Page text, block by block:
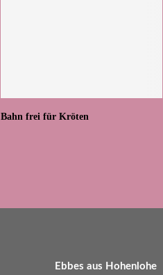
Bahn frei für Kröten
Ebbes aus Hohenlohe